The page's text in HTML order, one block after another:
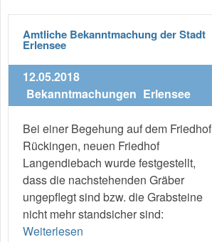
Amtliche Bekanntmachung der Stadt
Erlensee
12.05.2018
Bekanntmachungen Erlensee
Bei einer Begehung auf dem Friedhof
Rückingen, neuen Friedhof
Langendiebach wurde festgestellt,
dass die nachstehenden Gräber
ungepflegt sind bzw. die Grabsteine
nicht mehr standsicher sind:
Weiterlesen